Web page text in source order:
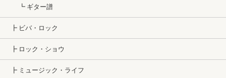
┗ ギター譜
┣ ビバ・ロック
┣ ロック・ショウ
┣ ミュージック・ライフ